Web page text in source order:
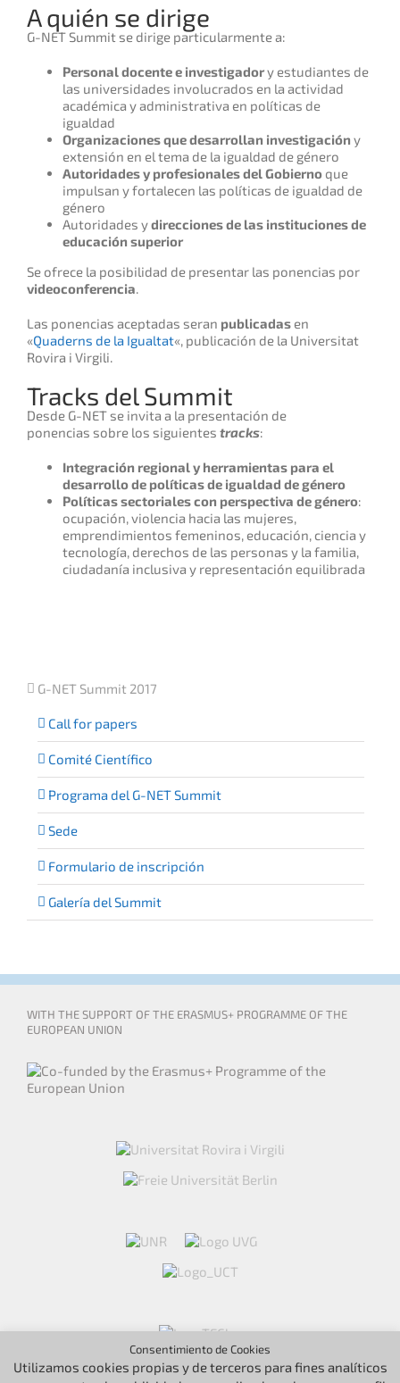
A quién se dirige
G-NET Summit se dirige particularmente a:
Personal docente e investigadory estudiantes de
las universidades involucrados en la actividad
académica y administrativa en políticas de
igualdad
Organizaciones que desarrollan investigación y
extensión en el tema de la igualdad de género
Autoridades y profesionales del Gobierno que
impulsan y fortalecen las políticas de igualdad de
género
Autoridades ydirecciones de las instituciones de
educación superior
Se ofrece la posibilidad de presentar las ponencias por
videoconferencia.
Las ponencias aceptadas seran publicadas en
«Quaderns de la Igualtat«, publicación de la Universitat
Rovira i Virgili.
Tracks del Summit
Desde G-NET se invita a la presentación de
ponencias sobre los siguientes tracks:
Integración regional y herramientas para el
desarrollo de políticas de igualdad de género
Políticas sectoriales con perspectiva de género:
ocupación, violencia hacia las mujeres,
emprendimientos femeninos, educación, ciencia y
tecnología, derechos de las personas y la familia,
ciudadanía inclusiva y representación equilibrada
G-NET Summit 2017
Call for papers
Comité Científico
Programa del G-NET Summit
Sede
Formulario de inscripción
Galería del Summit
WITH THE SUPPORT OF THE ERASMUS+ PROGRAMME OF THE
EUROPEAN UNION
Consentimiento de Cookies
Utilizamos cookies propias y de terceros para fines analíticos